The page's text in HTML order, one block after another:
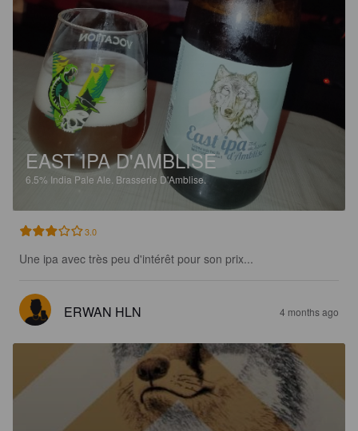
EAST IPA D'AMBLISE
6.5% India Pale Ale. Brasserie D'Amblise.
3.0
Une ipa avec très peu d'intérêt pour son prix...
ERWAN HLN 4 months ago